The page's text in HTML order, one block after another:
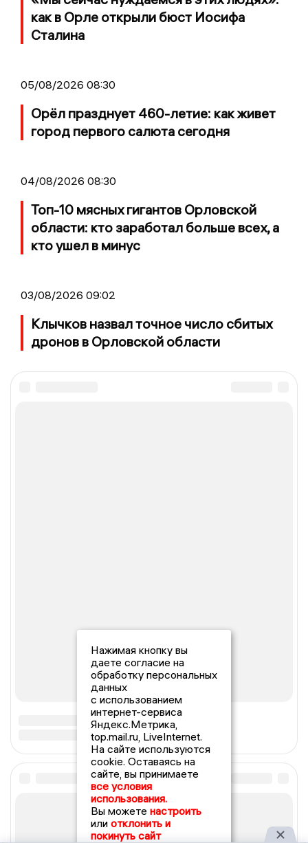
как в Орле открыли бюст Иосифа
Сталина
05/08/2026 08:30
Орёл празднует 460-летие: как живет
город первого салюта сегодня
04/08/2026 08:30
Топ-10 мясных гигантов Орловской
области: кто заработал больше всех, а
кто ушел в минус
03/08/2026 09:02
Клычков назвал точное число сбитых
дронов в Орловской области
Нажимая кнопку вы
даете согласие на
обработку персональных
данных
с использованием
интернет-сервиса
Яндекс.Метрика,
top.mail.ru, LiveInternet.
На сайте используются
cookie. Оставаясь на
сайте, вы принимаете
все условия
использования.
Вы можете настроить
или отклонить и
покинуть сайт